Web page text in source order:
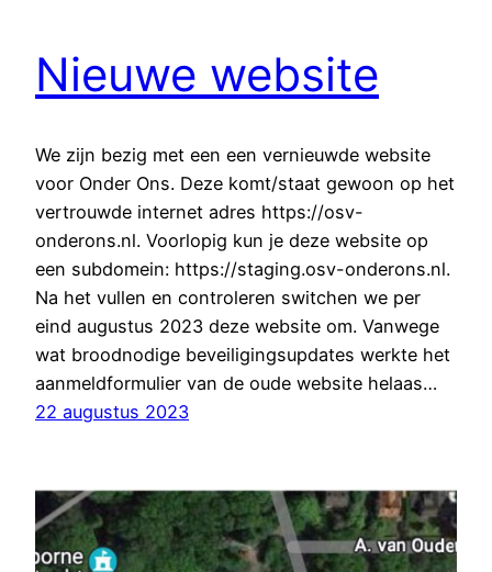
Nieuwe website
We zijn bezig met een een vernieuwde website
voor Onder Ons. Deze komt/staat gewoon op het
vertrouwde internet adres https://osv-
onderons.nl. Voorlopig kun je deze website op
een subdomein: https://staging.osv-onderons.nl.
Na het vullen en controleren switchen we per
eind augustus 2023 deze website om. Vanwege
wat broodnodige beveiligingsupdates werkte het
aanmeldformulier van de oude website helaas…
22 augustus 2023